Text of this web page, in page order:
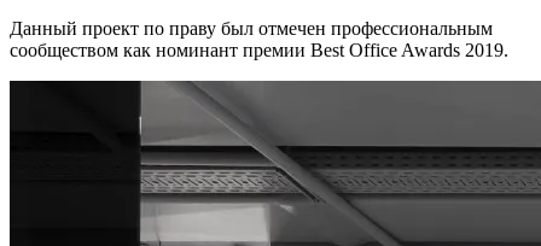
Данный проект по праву был отмечен профессиональным
сообществом как номинант премии Best Office Awards 2019.